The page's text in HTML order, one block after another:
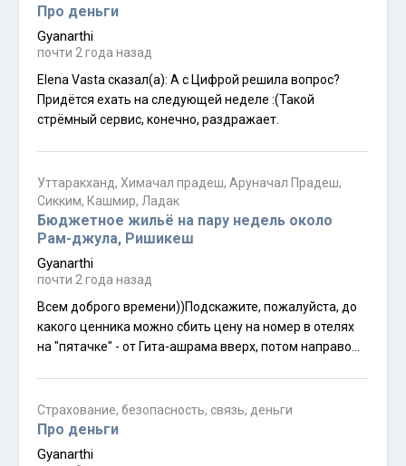
Около Лакшман джулы кафешки всегдабыли
переполнены, насколько я помню по давним
посещениям. И ценник повыше был у них. Если раньше
мостами, то теперь для меня это слишком большая
нагрузка, итак хожу с тростью :(
Про деньги
Gyanarthi
почти 2 года назад
Elena Vasta сказал(а): А с Цифрой решила вопрос?
Придётся ехать на следующей неделе :(Такой
стрёмный сервис, конечно, раздражает.
Уттаракханд, Химачал прадеш, Аруначал Прадеш,
Сикким, Кашмир, Ладак
Бюджетное жильё на пару недель около
Рам-джула, Ришикеш
Gyanarthi
почти 2 года назад
Всем доброго времени))Подскажите, пожалуйста, до
какого ценника можно сбить цену на номер в отелях
на "пятачке" - от Гита-ашрама вверх, потом направо
стену соседнего отеля, который стоит впритык? Время
- ноябрь, недели 2, если тепло продержится, то
немного дольше.Я останавливалась в начале апреля
Страхование, безопасность, связь, деньги
Про деньги
Gyanarthi